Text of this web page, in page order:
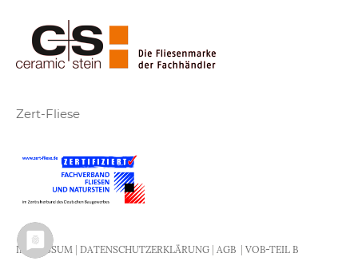
Zert-Fliese
IMPRESSUM DATENSCHUTZERKLÄRUNG AGB
VOB-TEIL B